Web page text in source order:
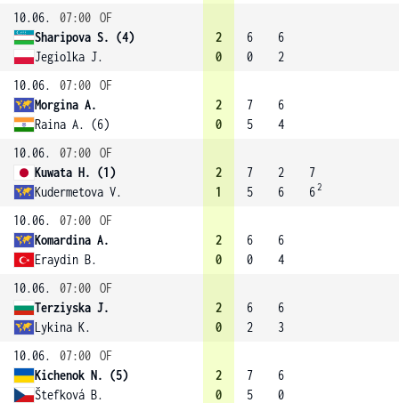
10.06.
07:00 OF
Sharipova S. (4)
Jegiolka J.
2
0
6
0
6
2
10.06.
07:00 OF
Morgina A.
Raina A. (6)
2
0
7
5
6
4
10.06.
07:00 OF
Kuwata H. (1)
Kudermetova V.
2
1
7
5
2
6
7
62
10.06. 07:00 OF
Komardina A.
Eraydin B.
2
0
6
0
6
4
10.06.
07:00 OF
Terziyska J.
Lykina K.
2
0
6
2
6
3
10.06.
07:00 OF
Kichenok N. (5)
Štefková B.
2
0
7
5
6
0